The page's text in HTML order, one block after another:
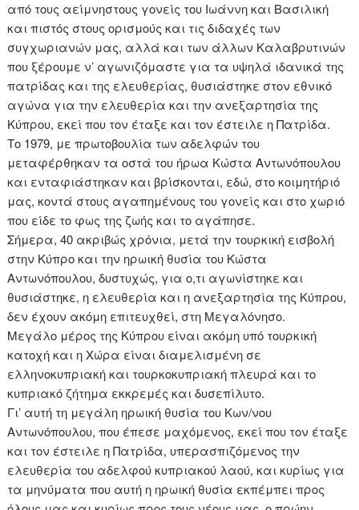
από τους αείμνηστους γονείς του Ιωάννη και Βασιλική
και πιστός στους ορισμούς και τις διδαχές των
συγχωριανών μας, αλλά και των άλλων Καλαβρυτινών
που ξέρουμε ν’ αγωνιζόμαστε για τα υψηλά ιδανικά της
πατρίδας και της ελευθερίας, θυσιάστηκε στον εθνικό
αγώνα για την ελευθερία και την ανεξαρτησία της
Κύπρου, εκεί που τον έταξε και τον έστειλε η Πατρίδα.
Το 1979, με πρωτοβουλία των αδελφών του
μεταφέρθηκαν τα οστά του ήρωα Κώστα Αντωνόπουλου
και ενταφιάστηκαν και βρίσκονται, εδώ, στο κοιμητήριό
μας, κοντά στους αγαπημένους του γονείς και στο χωριό
που είδε το φως της ζωής και το αγάπησε.
Σήμερα, 40 ακριβώς χρόνια, μετά την τουρκική εισβολή
στην Κύπρο και την ηρωική θυσία του Κώστα
Αντωνόπουλου, δυστυχώς, για ο,τι αγωνίστηκε και
θυσιάστηκε, η ελευθερία και η ανεξαρτησία της Κύπρου,
δεν έχουν ακόμη επιτευχθεί, στη Μεγαλόνησο.
Μεγάλο μέρος της Κύπρου είναι ακόμη υπό τουρκική
κατοχή και η Χώρα είναι διαμελισμένη σε
ελληνοκυπριακή και τουρκοκυπριακή πλευρά και το
κυπριακό ζήτημα εκκρεμές και δυσεπίλυτο.
Γι’ αυτή τη μεγάλη ηρωική θυσία του Κων/νου
Αντωνόπουλου, που έπεσε μαχόμενος, εκεί που τον έταξε
και τον έστειλε η Πατρίδα, υπερασπιζόμενος την
ελευθερία του αδελφού κυπριακού λαού, και κυρίως για
τα μηνύματα που αυτή η ηρωική θυσία εκπέμπει προς